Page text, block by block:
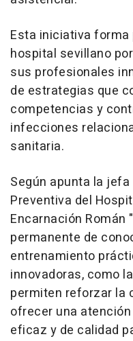
Esta iniciativa
hospital sevillano
sus profesionales
de estrategias que
competencias y
infecciones
sanitaria.
Según apunta la
Preventiva del
Encarnación Román
permanente de
entrenamiento
innovadoras, como
permiten reforzar la
ofrecer una
eficaz y de calidad